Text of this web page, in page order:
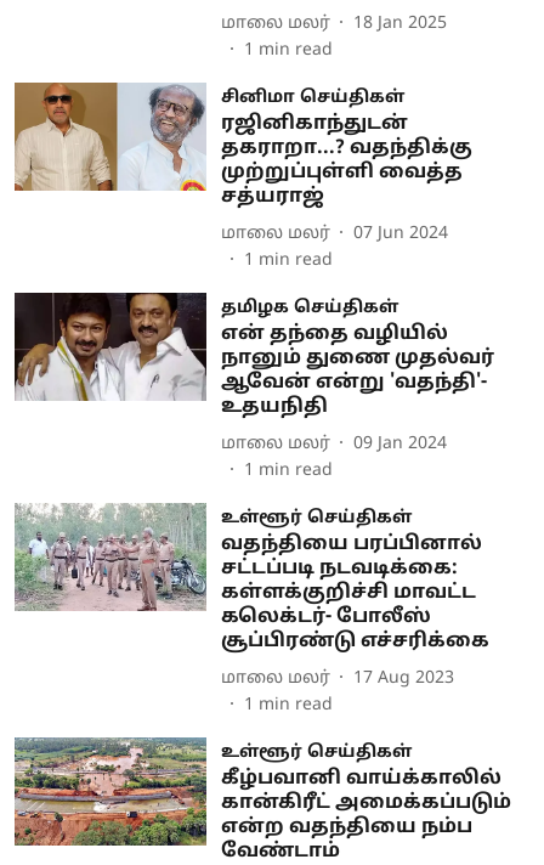
மாலை மலர்
18 Jan 2025
1 min read
சினிமா செய்திகள்
ரஜினிகாந்துடன்
தகராறா...? வதந்திக்கு
முற்றுப்புள்ளி வைத்த
சத்யராஜ்
மாலை மலர்
07 Jun 2024
1 min read
தமிழக செய்திகள்
என் தந்தை வழியில்
நானும் துணை முதல்வர்
ஆவேன் என்று 'வதந்தி'-
உதயநிதி
மாலை மலர்
09 Jan 2024
1 min read
உள்ளூர் செய்திகள்
வதந்தியை பரப்பினால்
சட்டப்படி நடவடிக்கை:
கள்ளக்குறிச்சி மாவட்ட
கலெக்டர்- போலீஸ்
சூப்பிரண்டு எச்சரிக்கை
மாலை மலர்
17 Aug 2023
1 min read
உள்ளூர் செய்திகள்
கீழ்பவானி வாய்க்காலில்
கான்கிரீட் அமைக்கப்படும்
என்ற வதந்தியை நம்ப
வேண்டாம்